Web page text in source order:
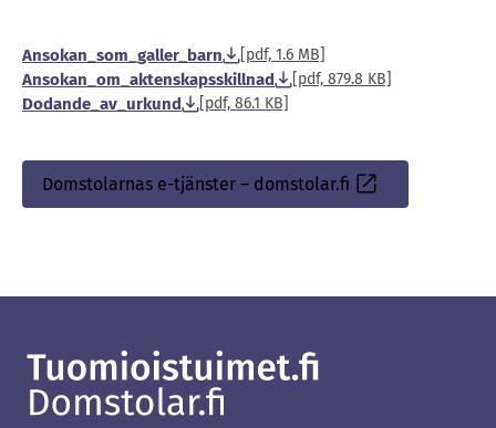
Ansokan_som_galler_barn [pdf, 1.6 MB]
Ansokan_om_aktenskapsskillnad [pdf, 879.8 KB]
Dodande_av_urkund [pdf, 86.1 KB]
Domstolarnas e-tjänster – domstolar.fi